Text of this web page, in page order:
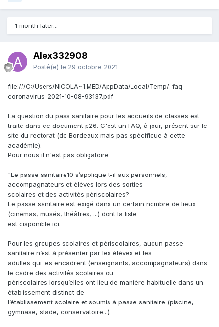
1 month later...
Alex332908
Posté(e) le 29 octobre 2021
file:///C:/Users/NICOLA~1.MED/AppData/Local/Temp/-faq-
coronavirus-2021-10-08-93137.pdf
La question du pass sanitaire pour les accueils de classes est
traité dans ce document p26. C'est un FAQ, à jour, présent sur le
site du rectorat (de Bordeaux mais pas spécifique à cette
académie).
Pour nous il n'est pas obligatoire
"Le passe sanitaire10 s’applique t-il aux personnels,
accompagnateurs et élèves lors des sorties
scolaires et des activités périscolaires?
Le passe sanitaire est exigé dans un certain nombre de lieux
(cinémas, musés, théâtres, ...) dont la liste
est disponible ici.
Pour les groupes scolaires et périscolaires, aucun passe
sanitaire n’est à présenter par les élèves et les
adultes qui les encadrent (enseignants, accompagnateurs) dans
le cadre des activités scolaires ou
périscolaires lorsqu’elles ont lieu de manière habituelle dans un
établissement distinct de
l’établissement scolaire et soumis à passe sanitaire (piscine,
gymnase, stade, conservatoire...).